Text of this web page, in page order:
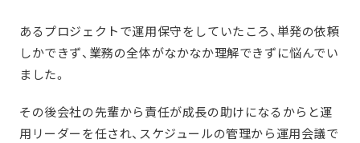
あるプロジェクトで運用保守をしていたころ、単発の依頼
しかできず、業務の全体がなかなか理解できずに悩んでい
ました。
その後会社の先輩から責任が成長の助けになるからと運
用リーダーを任され、スケジュールの管理から運用会議で